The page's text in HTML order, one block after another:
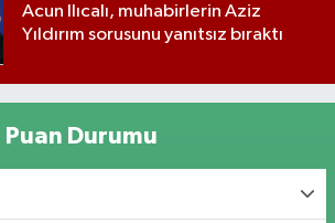
Acun Ilıcalı, muhabirlerin Aziz
Yıldırım sorusunu yanıtsız bıraktı
Durumu